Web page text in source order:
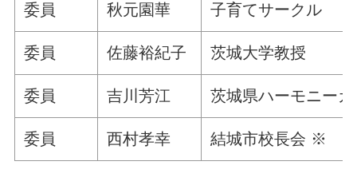
委員 秋元園華 子育てサークル
委員 佐藤裕紀子 茨城大学教授
委員 吉川芳江 茨城県ハーモニー
委員 西村孝幸 結城市校長会 ※